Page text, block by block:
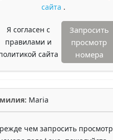
сайта .
Я согласен с
правилами и
сайта
Запросить
просмотр
номера
Maria
чем запросить просмотр